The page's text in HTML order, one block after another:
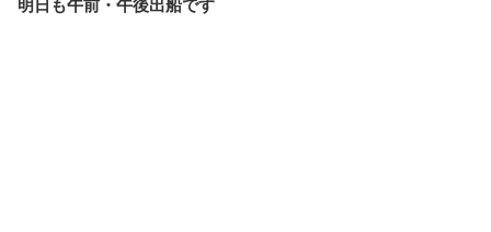
明日も午前・午後出船です